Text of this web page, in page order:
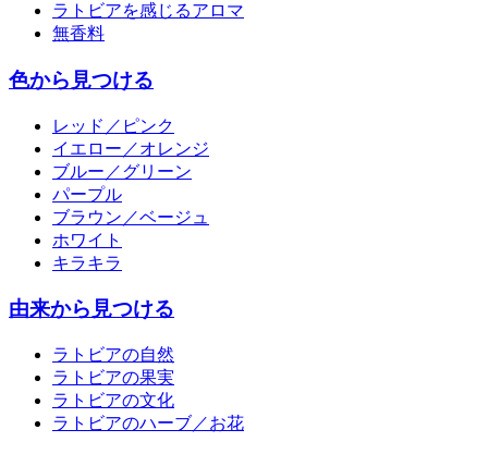
ラトビアを感じるアロマ
無香料
色から見つける
レッド／ピンク
イエロー／オレンジ
ブルー／グリーン
パープル
ブラウン／ベージュ
ホワイト
キラキラ
由来から見つける
ラトビアの自然
ラトビアの果実
ラトビアの文化
ラトビアのハーブ／お花